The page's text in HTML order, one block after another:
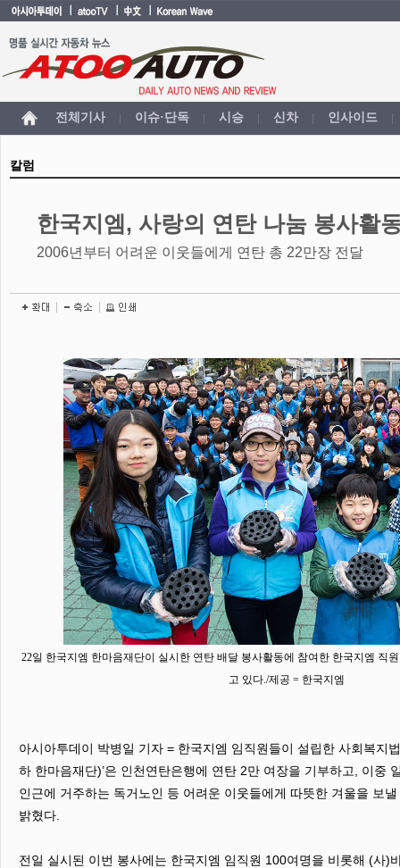
전체기사 | 이슈·단독 | 시승 | 신차 | 인사이드 |
칼럼
한국지엠, 사랑의 연탄 나눔 봉사활
2006년부터 어려운 이웃들에게 연탄 총 22만장 전달
22일 한국지엠 한마음재단이 실시한 연탄 배달 봉사활동에 참여한 한국지엠 직
고 있다./제공 = 한국지엠
아시아투데이 박병일 기자 = 한국지엠 임직원들이 설립한 사회복지
하 한마음재단)’은 인천연탄은행에 연탄 2만 여장을 기부하고, 이중
인근에 거주하는 독거노인 등 어려운 이웃들에게 따뜻한 겨울을 보
밝혔다.
전일 실시된 이번 봉사에는 한국지엠 임직원 100여명을 비롯해 (사)